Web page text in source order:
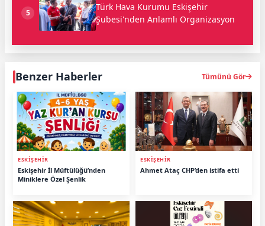
5
Türk Hava Kurumu Eskişehir
Şubesi'nden Anlamlı Organizasyon
Benzer Haberler Tümünü Gör
ESKİŞEHİR
Eskişehir İl Müftülüğü’nden
Miniklere Özel Şenlik
ESKİŞEHİR
Ahmet Ataç CHP’den istifa etti